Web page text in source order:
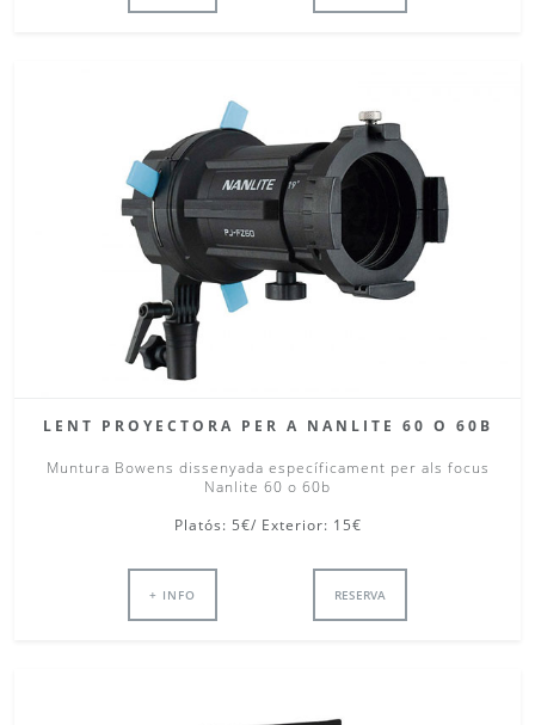
LENT PROYECTORA PER A NANLITE 60 O 60B
Muntura Bowens dissenyada específicament per als focus
Nanlite 60 o 60b
Platós: 5€/ Exterior: 15€
+ INFO RESERVA